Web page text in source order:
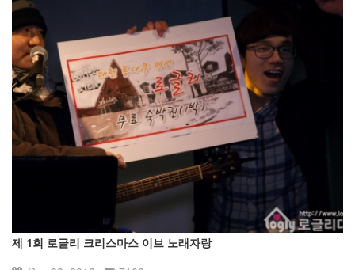
제 1회 로글리 크리스마스 이브 노래자랑